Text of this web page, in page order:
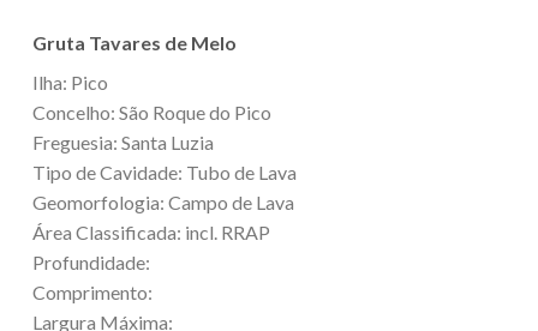
Gruta Tavares de Melo
Ilha: Pico
Concelho: São Roque do Pico
Freguesia: Santa Luzia
Tipo de Cavidade: Tubo de Lava
Geomorfologia: Campo de Lava
Área Classificada: incl. RRAP
Profundidade:
Comprimento:
Largura Máxima: